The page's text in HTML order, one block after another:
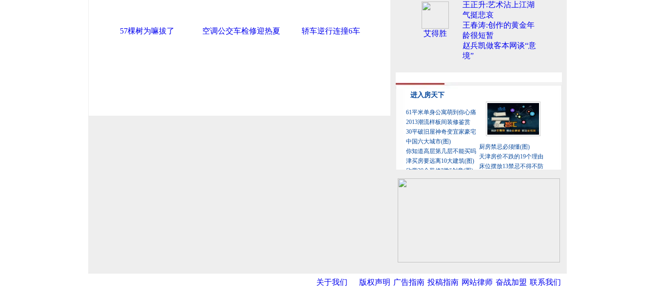
57棵树为嘛拔了 空调公交车检修迎热夏 轿车逆行连撞6车 艾得胜
王正升:艺术沾上江湖
气挺悲哀
王春涛:创作的黄金年
龄很短暂
赵兵凯做客本网谈“意
境”
关于我们 版权声明 广告指南 投稿指南 网站律师 奋战加盟 联系我们